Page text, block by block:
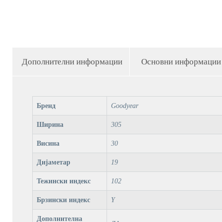
Дополнителни информации Основни информации
Бренд Goodyear
Ширина 305
Висина 30
Дијаметар 19
Тежински индекс 102
Брзински индекс Y
Дополнителна